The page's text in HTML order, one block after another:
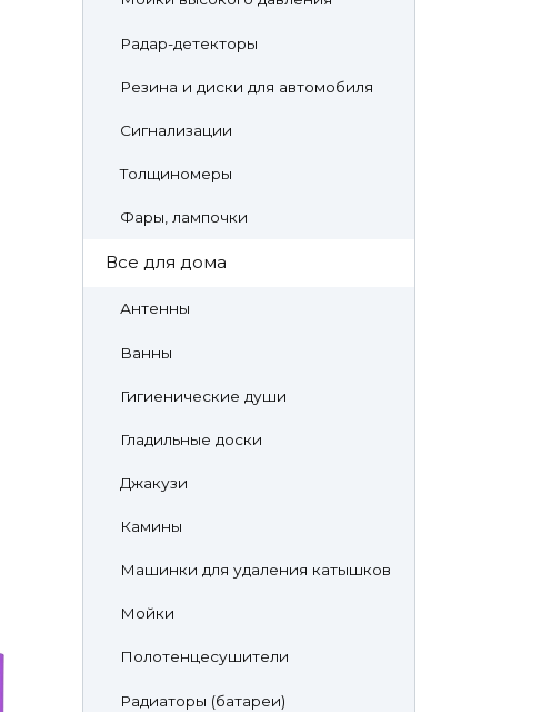
Радар-детекторы
Резина и диски для автомобиля
Сигнализации
Толщиномеры
Фары, лампочки
Все для дома
Антенны
Ванны
Гигиенические души
Гладильные доски
Джакузи
Камины
Машинки для удаления катышков
Мойки
Полотенцесушители
Радиаторы (батареи)